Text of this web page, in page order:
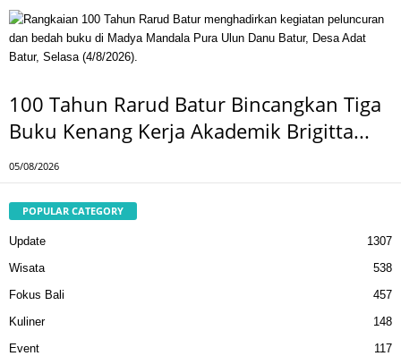
100 Tahun Rarud Batur Bincangkan Tiga
Buku Kenang Kerja Akademik Brigitta...
05/08/2026
POPULAR CATEGORY
Update
1307
Wisata
538
Fokus Bali
457
Kuliner
148
Event
117